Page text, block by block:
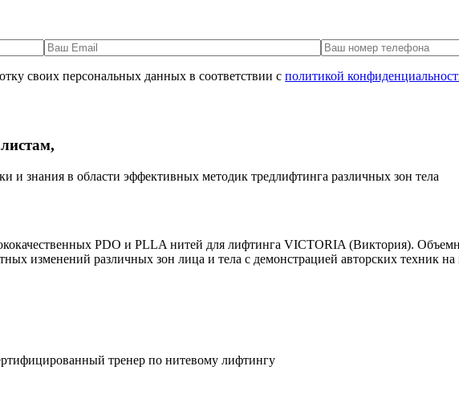
своих персональных данных в соответствии с политикой
и знания в области эффективных методик тредлифтинга различных зон тела
PDO и PLLA нитей для лифтинга VICTORIA (Виктория).
изменений различных зон лица и тела с демонстрацией авторских техник на
тренер по нитевому лифтингу